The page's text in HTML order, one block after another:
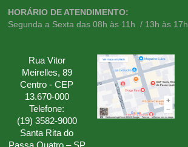
HORÁRIO DE ATENDIMENTO:
Segunda a Sexta das 08h às 11h / 13h às 17h
Rua Vitor
Meirelles, 89
Centro - CEP
13.670-000
Telefone:
(19) 3582-9000
Santa Rita do
Passa Quatro – SP